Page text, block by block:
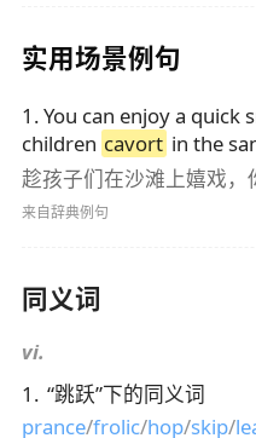
实用场景例句
1 .You can enjoy a quick
children cavort in the
趁孩子们在沙滩上嬉戏，
来自辞典例句
同义词
vi.
1 . “跳跃”下的同义词
prance/frolic/hop/skip/